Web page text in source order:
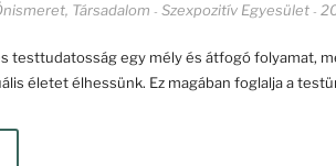
, Társadalom - Szexpozitív Egyesület -
testtudatosság egy mély és átfogó folyamat,
életet élhessünk. Ez magában foglalja a